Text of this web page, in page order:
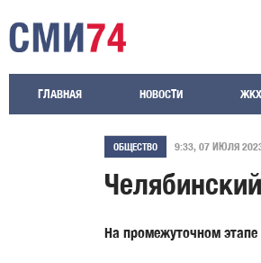
ГЛАВНАЯ НОВОСТИ ЖКХ
ОБЩЕСТВО 9:33, 07 ИЮЛЯ
На промежуточном этапе